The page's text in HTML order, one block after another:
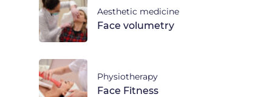
Aesthetic medicine
Face volumetry
Physiotherapy
Face Fitness